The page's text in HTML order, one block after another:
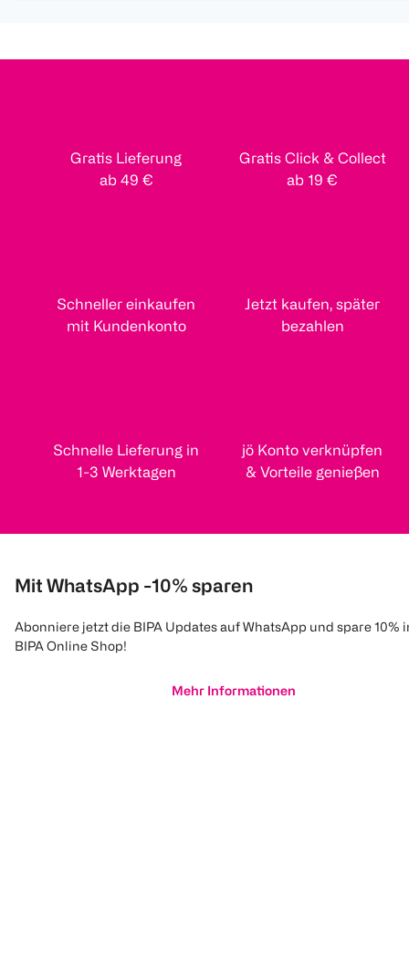
Gratis Lieferung
ab 49 €
Gratis Click & Collect
ab 19 €
Schneller einkaufen
mit Kundenkonto
Jetzt kaufen, später
bezahlen
Schnelle Lieferung in
1-3 Werktagen
jö Konto verknüpfen
& Vorteile genießen
Mit WhatsApp -10% sparen
Abonniere jetzt die BIPA Updates auf WhatsApp und spare 10%
BIPA Online Shop!
Mehr Informationen